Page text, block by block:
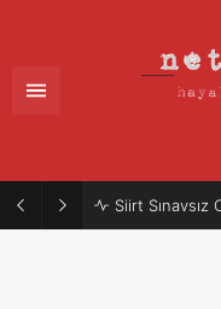
Siirt